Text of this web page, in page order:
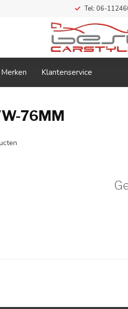
Tel: 06-
Merken Klantenservice
76MM